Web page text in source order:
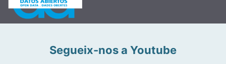
Segueix-nos a Youtube